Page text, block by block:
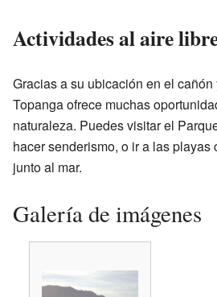
Actividades al aire
Gracias a su ubicación en el
Topanga ofrece muchas
naturaleza. Puedes visitar el
hacer senderismo, o ir a las
junto al mar.
Galería de imágenes